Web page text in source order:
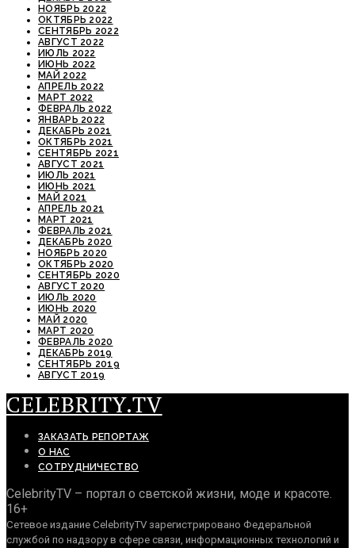
НОЯБРЬ 2022
ОКТЯБРЬ 2022
СЕНТЯБРЬ 2022
АВГУСТ 2022
ИЮЛЬ 2022
ИЮНЬ 2022
МАЙ 2022
АПРЕЛЬ 2022
МАРТ 2022
ФЕВРАЛЬ 2022
ЯНВАРЬ 2022
ДЕКАБРЬ 2021
ОКТЯБРЬ 2021
СЕНТЯБРЬ 2021
АВГУСТ 2021
ИЮЛЬ 2021
ИЮНЬ 2021
МАЙ 2021
АПРЕЛЬ 2021
МАРТ 2021
ФЕВРАЛЬ 2021
ДЕКАБРЬ 2020
НОЯБРЬ 2020
ОКТЯБРЬ 2020
СЕНТЯБРЬ 2020
АВГУСТ 2020
ИЮЛЬ 2020
ИЮНЬ 2020
МАЙ 2020
МАРТ 2020
ФЕВРАЛЬ 2020
ДЕКАБРЬ 2019
СЕНТЯБРЬ 2019
АВГУСТ 2019
CELEBRITY.TV
ЗАКАЗАТЬ РЕПОРТАЖ
О НАС
СОТРУДНИЧЕСТВО
CelebrityTV – портал о светской жизни, моде и красоте.
16+
Сетевое издание CelebrityTV зарегистрировано Федеральной
службой по надзору в сфере связи, информационных технологий и